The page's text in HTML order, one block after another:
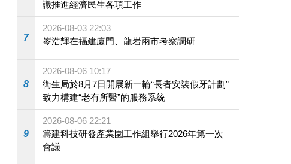
識推進經濟民生各項工作
7
2026-08-03 22:03
岑浩輝在福建廈門、龍岩兩市考察調研
8
2026-08-06 10:17
衛生局於8月7日開展新一輪“長者安裝假牙計劃”
致力構建“老有所醫”的服務系統
9
2026-08-06 22:21
籌建科技研發產業園工作組舉行2026年第一次
會議